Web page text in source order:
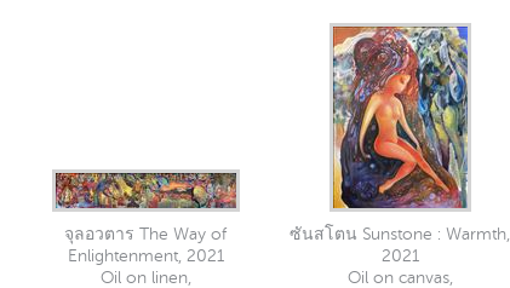
จุลอวตาร The Way of
Enlightenment, 2021
Oil on linen,
ซันสโตน Sunstone : Warmth,
2021
Oil on canvas,